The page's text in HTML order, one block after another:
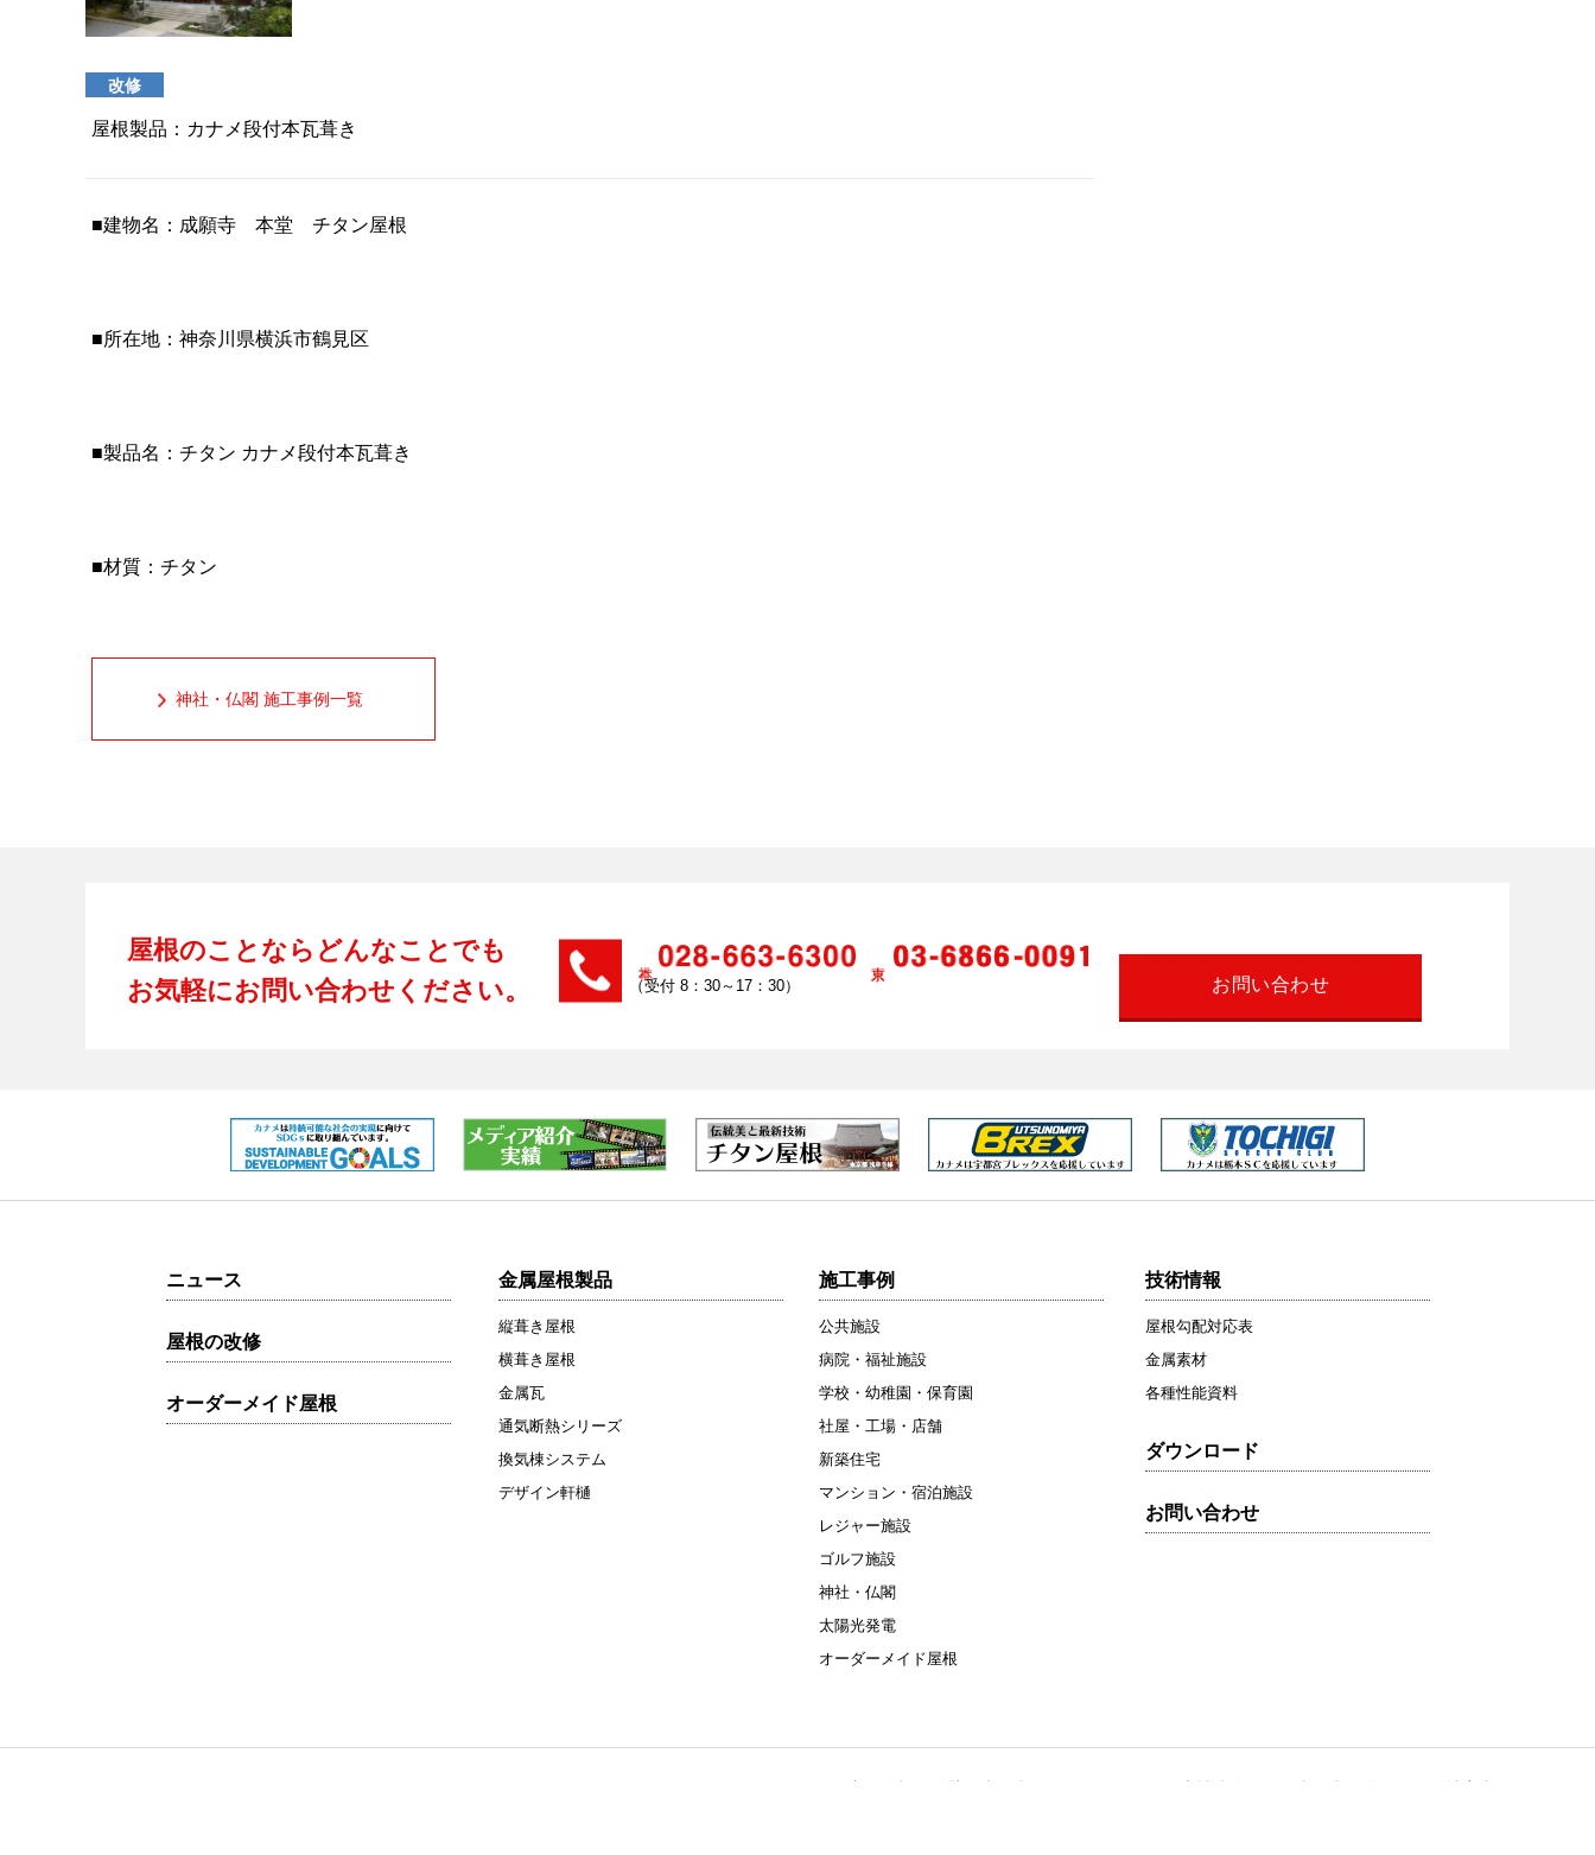
改修
屋根製品：カナメ段付本瓦葺き
■建物名：成願寺 本堂 チタン屋根
■所在地：神奈川県横浜市鶴見区
■製品名：チタン カナメ段付本瓦葺き
■材質：チタン
神社・仏閣 施工事例一覧
屋根のことならどんなことでも
お気軽にお問い合わせください。
（受付 8：30～17：30） お問い合わせ
ニュース
屋根の改修
オーダーメイド屋根
金属屋根製品
縦葺き屋根
横葺き屋根
金属瓦
通気断熱シリーズ
換気棟システム
デザイン軒樋
施工事例
公共施設
病院・福祉施設
学校・幼稚園・保育園
社屋・工場・店舗
新築住宅
マンション・宿泊施設
レジャー施設
ゴルフ施設
神社・仏閣
太陽光発電
オーダーメイド屋根
技術情報
屋根勾配対応表
金属素材
各種性能資料
ダウンロード
お問い合わせ